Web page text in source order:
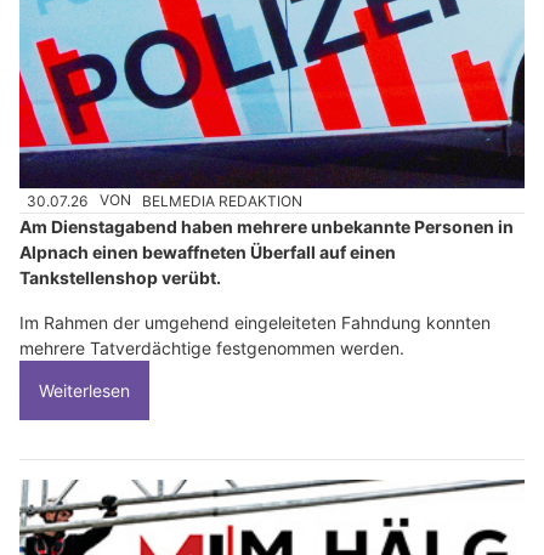
30.07.26 VON BELMEDIA REDAKTION
Am Dienstagabend haben mehrere unbekannte Personen in
Alpnach einen bewaffneten Überfall auf einen
Tankstellenshop verübt.
Im Rahmen der umgehend eingeleiteten Fahndung konnten
mehrere Tatverdächtige festgenommen werden.
Weiterlesen